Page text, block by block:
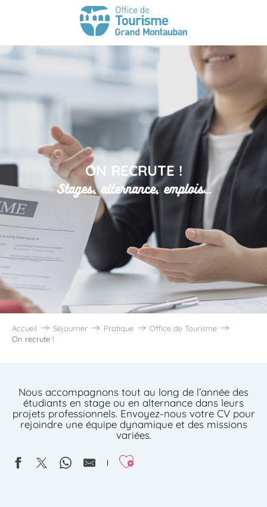
ON RECRUTE !
Stages, alternance, emplois...
Accueil Séjourner Pratique
Office de Tourisme
On recrute !
Nous accompagnons tout au long de l’année des
étudiants en stage ou en alternance dans leurs
projets professionnels. Envoyez-nous votre CV pour
rejoindre une équipe dynamique et des missions
variées.
Ajouter aux favoris